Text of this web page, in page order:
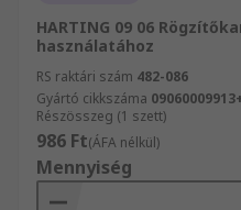
HARTING 09 06
használatához
RS raktári szám 482-086
Gyártó cikkszáma
Részösszeg (1 szett)
986 Ft(ÁFA nélkül)
Mennyiség